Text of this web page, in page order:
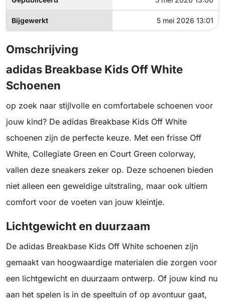
Bijgewerkt 5 mei 2026 13:01
Omschrijving
adidas Breakbase Kids Off White
Schoenen
op zoek naar stijlvolle en comfortabele schoenen voor
jouw kind? De adidas Breakbase Kids Off White
schoenen zijn de perfecte keuze. Met een frisse Off
White, Collegiate Green en Court Green colorway,
vallen deze sneakers zeker op. Deze schoenen bieden
niet alleen een geweldige uitstraling, maar ook ultiem
comfort voor de voeten van jouw kleintje.
Lichtgewicht en duurzaam
De adidas Breakbase Kids Off White schoenen zijn
gemaakt van hoogwaardige materialen die zorgen voor
een lichtgewicht en duurzaam ontwerp. Of jouw kind nu
aan het spelen is in de speeltuin of op avontuur gaat,